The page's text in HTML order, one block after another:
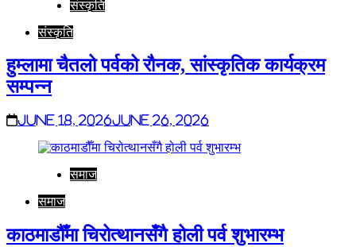
संस्कृति
संस्कृति
हुम्लामा चैतलो पर्वको रौनक, सांस्कृतिक कार्यक्रम
सम्पन्न
June 18, 2026June 26, 2026
समाज
समाज
काठमाडौँमा चिरोत्थानसँगै होली पर्व शुभारम्भ